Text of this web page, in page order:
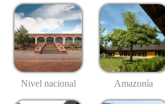
Nivel nacional Amazonía